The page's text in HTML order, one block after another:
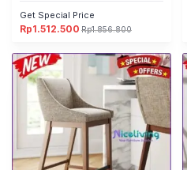
Get Special Price
Rp1.856.800
Harga
adalah:
Rp1.856.800.
Rp1.512.500
Harga
ini
adalah:
Rp1.512.500.